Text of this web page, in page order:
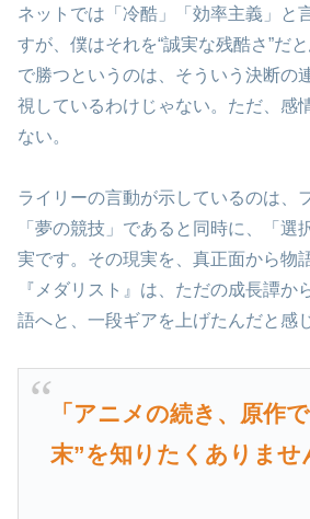
ネットでは「冷酷」「効率主義」と
すが、僕はそれを“誠実な残酷さ”だ
で勝つというのは、そういう決断の
視しているわけじゃない。ただ、感
ない。
ライリーの言動が示しているのは、
「夢の競技」であると同時に、「選
実です。その現実を、真正面から物
『メダリスト』は、ただの成長譚か
語へと、一段ギアを上げたんだと感
「アニメの続き、原作
末”を知りたくありませ